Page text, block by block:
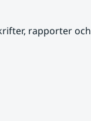
rapporter och